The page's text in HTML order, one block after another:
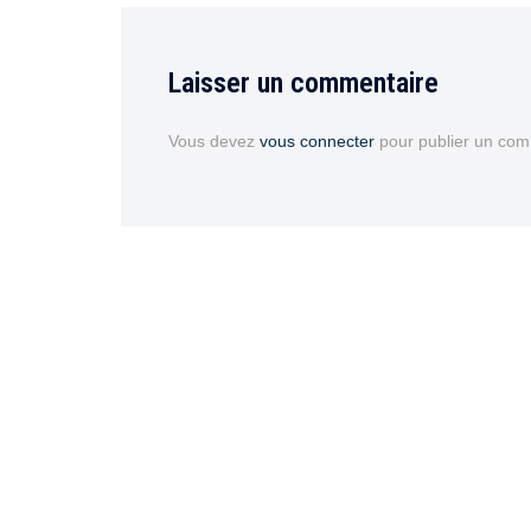
Laisser un commentaire
Vous devez vous connecter pour publier un